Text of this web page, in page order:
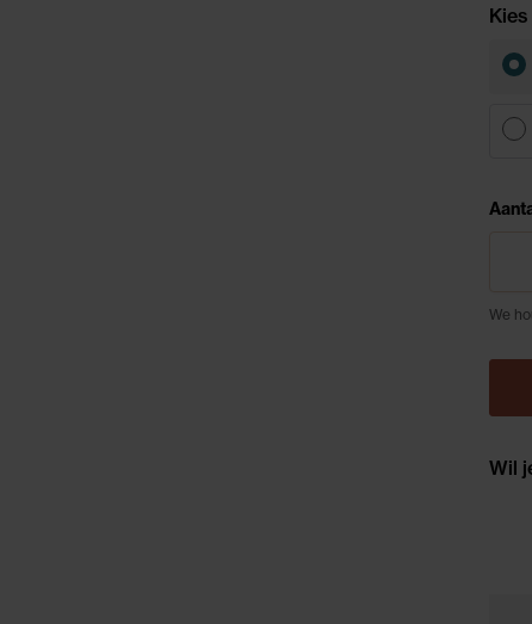
We
Wil